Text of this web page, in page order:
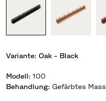
Variante: Oak - Black
Modell: 100
Behandlung: Gefärbtes